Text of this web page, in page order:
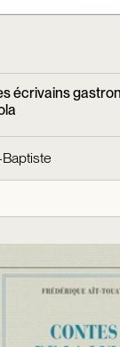
écrivains